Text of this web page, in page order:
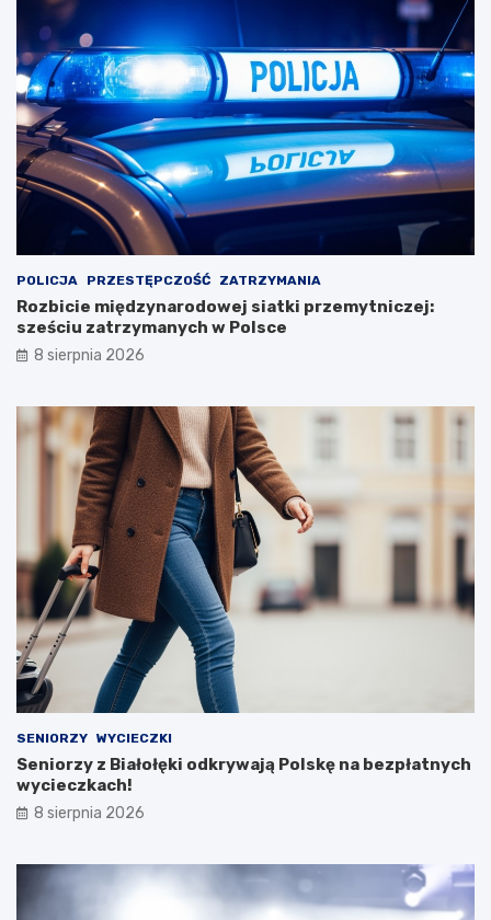
POLICJA PRZESTĘPCZOŚĆ ZATRZYMANIA
Rozbicie międzynarodowej siatki przemytniczej:
sześciu zatrzymanych w Polsce
8 sierpnia 2026
SENIORZY WYCIECZKI
Seniorzy z Białołęki odkrywają Polskę na bezpłatnych
wycieczkach!
8 sierpnia 2026